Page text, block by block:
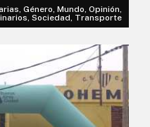
Género Mundo Opinión
Sociedad Transporte